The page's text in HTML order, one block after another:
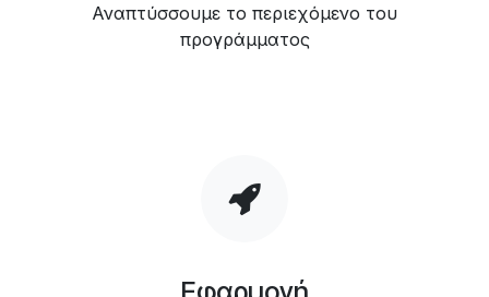
Αναπτύσσουμε το περιεχόμενο του
προγράμματος